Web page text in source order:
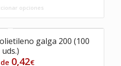
opciones
galga 200 (100
uds.)
0,42€